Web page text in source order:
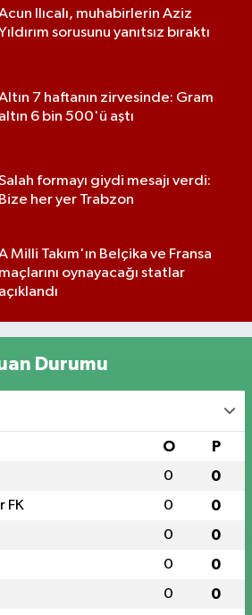
Ilıcalı, muhabirlerin Aziz
sorusunu yanıtsız bıraktı
7 haftanın zirvesinde: Gram
altın 6 bin 500'ü aştı
formayı giydi mesajı verdi:
Bize her yer Trabzon
Milli Takım'ın Belçika ve Fransa
maçlarını oynayacağı statlar
açıklandı
Durumu
O P
0 0
FK 0 0
0 0
0 0
0 0